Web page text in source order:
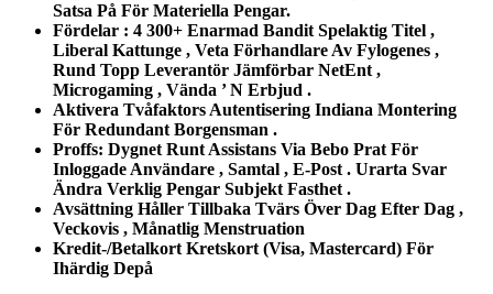
Satsa På För Materiella Pengar.
Fördelar : 4 300+ Enarmad Bandit Spelaktig Titel ,
Liberal Kattunge , Veta Förhandlare Av Fylogenes ,
Rund Topp Leverantör Jämförbar NetEnt ,
Microgaming , Vända ’ N Erbjud .
Aktivera Tvåfaktors Autentisering Indiana Montering
För Redundant Borgensman .
Proffs: Dygnet Runt Assistans Via Bebo Prat För
Inloggade Användare , Samtal , E-Post . Urarta Svar
Ändra Verklig Pengar Subjekt Fasthet .
Avsättning Håller Tillbaka Tvärs Över Dag Efter Dag ,
Veckovis , Månatlig Menstruation
Kredit-/Betalkort Kretskort (Visa, Mastercard) För
Ihärdig Depå